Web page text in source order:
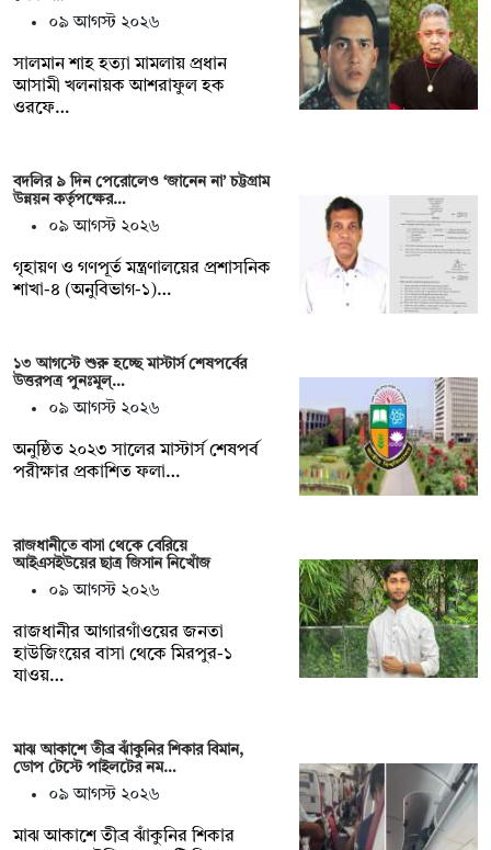
০৯ আগস্ট ২০২৬
সালমান শাহ হত্যা মামলায় প্রধান
আসামী খলনায়ক আশরাফুল হক
ওরফে…
বদলির ৯ দিন পেরোলেও ‘জানেন না’ চট্টগ্রাম
উন্নয়ন কর্তৃপক্ষের…
০৯ আগস্ট ২০২৬
গৃহায়ণ ও গণপূর্ত মন্ত্রণালয়ের প্রশাসনিক
শাখা-৪ (অনুবিভাগ-১)…
১৩ আগস্টে শুরু হচ্ছে মাস্টার্স শেষপর্বের
উত্তরপত্র পুনঃমূল্…
০৯ আগস্ট ২০২৬
অনুষ্ঠিত ২০২৩ সালের মাস্টার্স শেষপর্ব
পরীক্ষার প্রকাশিত ফলা…
রাজধানীতে বাসা থেকে বেরিয়ে
আইএসইউয়ের ছাত্র জিসান নিখোঁজ
০৯ আগস্ট ২০২৬
রাজধানীর আগারগাঁওয়ের জনতা
হাউজিংয়ের বাসা থেকে মিরপুর-১
যাওয়…
মাঝ আকাশে তীব্র ঝাঁকুনির শিকার বিমান,
ডোপ টেস্টে পাইলটের নম…
০৯ আগস্ট ২০২৬
মাঝ আকাশে তীব্র ঝাঁকুনির শিকার